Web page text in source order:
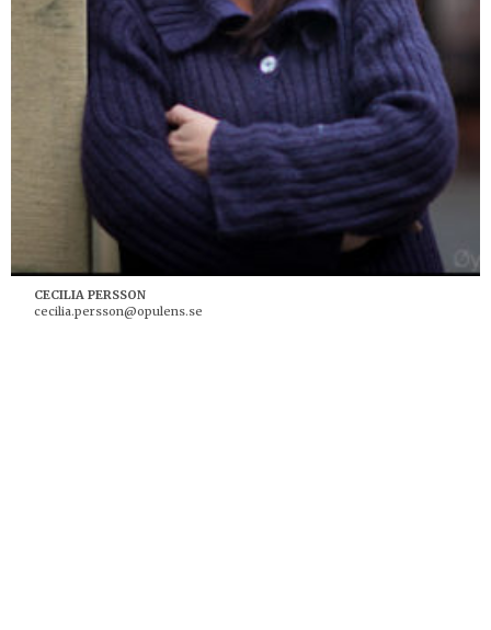
CECILIA PERSSON
cecilia.persson@opulens.se